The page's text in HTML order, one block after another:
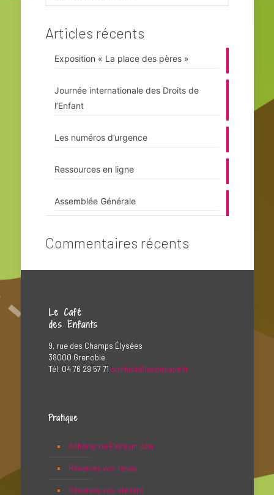
Articles récents
Exposition « La place des pères »
Journée internationale des Droits de
l’Enfant
Les numéros d’urgence
Ressources en ligne
Assemblée Générale
Commentaires récents
Le Café
des Enfants
9, rue des Champs Élysées
38000 Grenoble
Tél. 04 76 29 57 71 contact@lasoupape.fr
Pratique
Adhérer ou Faire un don
Réservez vos repas
Réservez vos ateliers